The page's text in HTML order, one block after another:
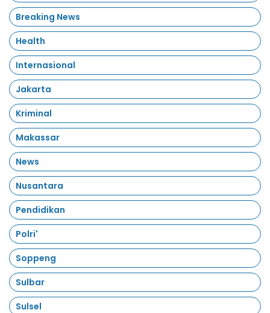
Breaking News
Health
Internasional
Jakarta
Kriminal
Makassar
News
Nusantara
Pendidikan
Polri'
Soppeng
Sulbar
Sulsel